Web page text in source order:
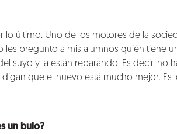
lo último. Uno de los motores de la
les pregunto a mis alumnos quién tiene
suyo y la están reparando. Es decir, no
que el nuevo está mucho mejor. Es
un bulo?